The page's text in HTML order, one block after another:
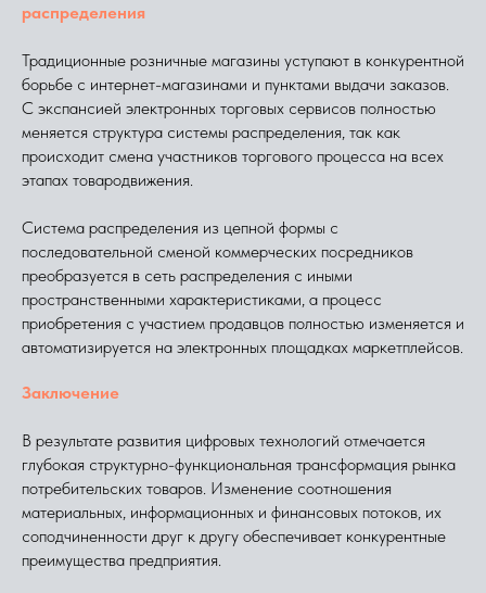
распределения
Традиционные розничные магазины уступают в конкурентной
борьбе с интернет-магазинами и пунктами выдачи заказов.
С экспансией электронных торговых сервисов полностью
меняется структура системы распределения, так как
происходит смена участников торгового процесса на всех
этапах товародвижения.
Система распределения из цепной формы с
последовательной сменой коммерческих посредников
преобразуется в сеть распределения с иными
пространственными характеристиками, а процесс
приобретения с участием продавцов полностью изменяется и
автоматизируется на электронных площадках маркетплейсов.
Заключение
В результате развития цифровых технологий отмечается
глубокая структурно-функциональная трансформация рынка
потребительских товаров. Изменение соотношения
материальных, информационных и финансовых потоков, их
соподчиненности друг к другу обеспечивает конкурентные
преимущества предприятия.